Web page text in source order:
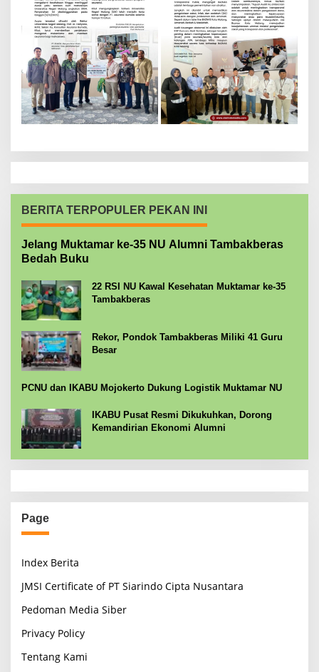
BERITA TERPOPULER PEKAN INI
Jelang Muktamar ke-35 NU Alumni Tambakberas
Bedah Buku
22 RSI NU Kawal Kesehatan Muktamar ke-35
Tambakberas
Rekor, Pondok Tambakberas Miliki 41 Guru
Besar
PCNU dan IKABU Mojokerto Dukung Logistik Muktamar NU
IKABU Pusat Resmi Dikukuhkan, Dorong
Kemandirian Ekonomi Alumni
Page
Index Berita
JMSI Certificate of PT Siarindo Cipta Nusantara
Pedoman Media Siber
Privacy Policy
Tentang Kami